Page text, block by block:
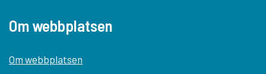
Om webbplatsen
Om webbplatsen